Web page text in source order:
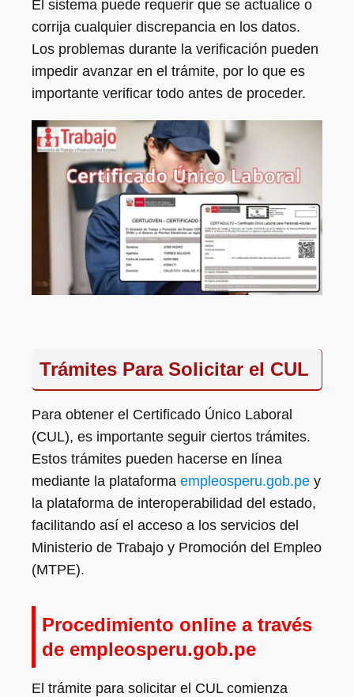
El sistema puede requerir que se actualice o
corrija cualquier discrepancia en los datos.
Los problemas durante la verificación pueden
impedir avanzar en el trámite, por lo que es
importante verificar todo antes de proceder.
Trámites Para Solicitar el CUL
Para obtener el Certificado Único Laboral
(CUL), es importante seguir ciertos trámites.
Estos trámites pueden hacerse en línea
mediante la plataforma empleosperu.gob.pe y
la plataforma de interoperabilidad del estado,
facilitando así el acceso a los servicios del
Ministerio de Trabajo y Promoción del Empleo
(MTPE).
Procedimiento online a través
de empleosperu.gob.pe
El trámite para solicitar el CUL comienza